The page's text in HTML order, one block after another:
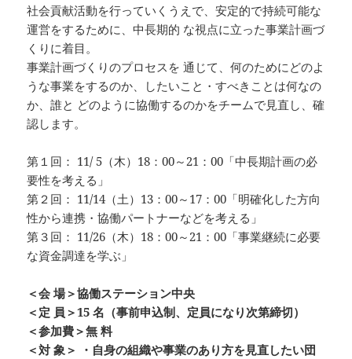
社会貢献活動を行っていくうえで、安定的で持続可能な
運営をするために、中長期的 な視点に立った事業計画づ
くりに着目。
事業計画づくりのプロセスを 通じて、何のためにどのよ
うな事業をするのか、したいこと・すべきことは何なの
か、誰と どのように協働するのかをチームで見直し、確
認します。
第１回： 11/ 5（木）18：00～21：00「中長期計画の必
要性を考える」
第２回： 11/14（土）13：00～17：00「明確化した方向
性から連携・協働パートナーなどを考える」
第３回： 11/26（木）18：00～21：00「事業継続に必要
な資金調達を学ぶ」
＜会 場＞協働ステーション中央
＜定 員＞15 名（事前申込制、定員になり次第締切）
＜参加費＞無 料
＜対 象＞ ・自身の組織や事業のあり方を見直したい団